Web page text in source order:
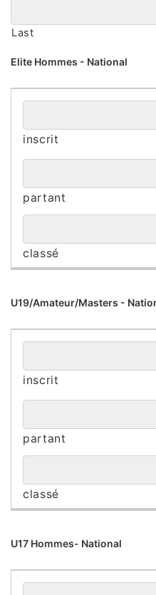
Last
Elite Hommes - National
U19/Amateur/Masters -
U17 Hommes- National